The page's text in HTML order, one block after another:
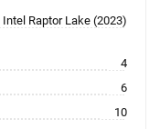
Intel Raptor Lake (2023)
4
6
10